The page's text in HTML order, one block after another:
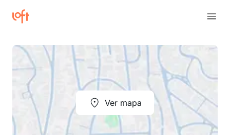
Ver mapa